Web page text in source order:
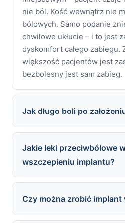
nie ból. Kość wewnątrz nie
bólowych. Samo podanie
chwilowe ukłucie – i to jest
dyskomfort całego zabiegu.
większość pacjentów jest
bezbolesny jest sam zabieg.
Jak długo boli po
Ból po implancie trwa
przypada na drugą dobę. Od
zdecydowana większość
policzka może utrzymywać
tygodniu praktycznie
Jakie leki przeciwbólowe
wszczepieniu implantu?
Najskuteczniejszy jest
6–8 godzin z jedzeniem) –
jest paracetamol (500–1000
Czy można zrobić implant
Tak – w Mardent oferujemy